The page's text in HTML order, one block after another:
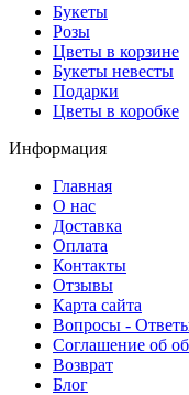
Букеты
Розы
Цветы в корзине
Букеты невесты
Подарки
Цветы в коробке
Информация
Главная
О нас
Доставка
Оплата
Контакты
Отзывы
Карта сайта
Вопросы -
Соглашение об
Возврат
Блог